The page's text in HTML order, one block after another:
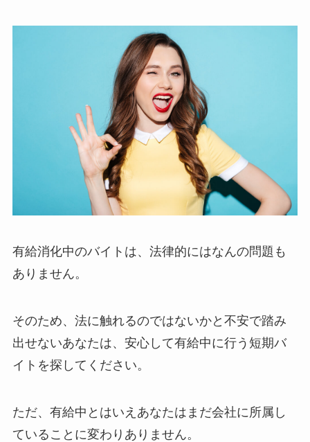
有給消化中のバイトは、法律的にはなんの問題も
ありません。
そのため、法に触れるのではないかと不安で踏み
出せないあなたは、安心して有給中に行う短期バ
イトを探してください。
ただ、有給中とはいえあなたはまだ会社に所属し
ていることに変わりありません。